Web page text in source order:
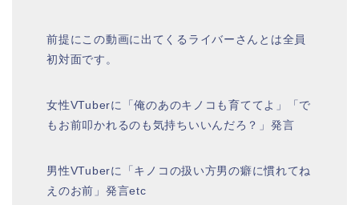
前提にこの動画に出てくるライバーさんとは全員
初対面です。
女性VTuberに「俺のあのキノコも育ててよ」「で
もお前叩かれるのも気持ちいいんだろ？」発言
男性VTuberに「キノコの扱い方男の癖に慣れてね
えのお前」発言etc